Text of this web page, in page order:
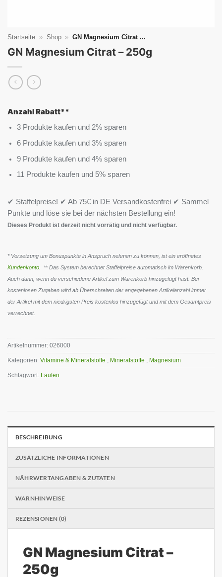
Startseite » Shop » GN Magnesium Citrat ...
GN Magnesium Citrat – 250g
Anzahl Rabatt**
3 Produkte kaufen und 2% sparen
6 Produkte kaufen und 3% sparen
9 Produkte kaufen und 4% sparen
11 Produkte kaufen und 5% sparen
✔ Staffelpreise! ✔ Ab 75€ in DE Versandkostenfrei ✔ Sammel
Punkte und löse sie bei der nächsten Bestellung ein!
Dieses Produkt ist derzeit nicht vorrätig und nicht verfügbar.
* Vorsetzung um Bonuspunkte in Anspruch nehmen zu können, ist ein eröffnetes
Kundenkonto . ** Das System berechnet Staffelpreise automatisch im Warenkorb.
Auch dann, wenn du verschiedene Artikel zum Warenkorb hinzugefügt hast. Bei
kostenlosen Zugaben wird ab Überschreiten der angegebenen Artikelanzahl immer
der Artikel mit dem niedrigsten Preis kostenlos hinzugefügt und mit dem Gesamtpreis
verrechnet.
Artikelnummer: 026000
Kategorien: Vitamine & Mineralstoffe Mineralstoffe Magnesium
Schlagwort: Laufen
BESCHREIBUNG
ZUSÄTZLICHE INFORMATIONEN
NÄHRWERTANGABEN & ZUTATEN
WARNHINWEISE
REZENSIONEN (0)
GN Magnesium Citrat –
250g